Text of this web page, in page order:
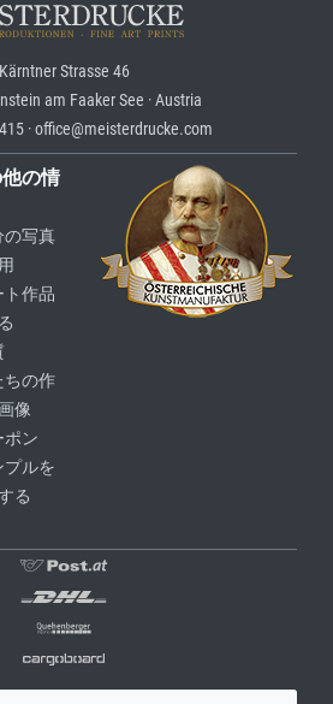
Kärntner Strasse 46
am Faaker See · Austria
· office@meisterdrucke.com
の情
の写真
ト作品
ちの作
像
ポン
プルを
る